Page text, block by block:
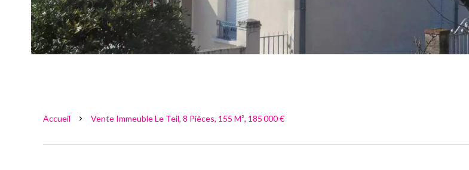
Accueil Vente Immeuble Le Teil, 8 Pièces, 155 M², 185 000 €